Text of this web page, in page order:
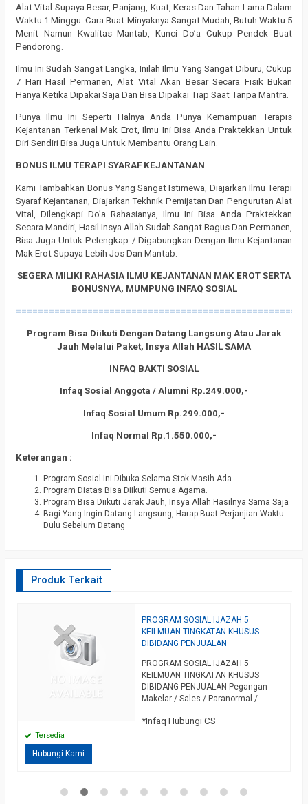
Alat Vital Supaya Besar, Panjang, Kuat, Keras Dan Tahan Lama Dalam
Waktu 1 Minggu. Cara Buat Minyaknya Sangat Mudah, Butuh Waktu 5
Menit Namun Kwalitas Mantab, Kunci Do’a Cukup Pendek Buat
Pendorong.
Ilmu Ini Sudah Sangat Langka, Inilah Ilmu Yang Sangat Diburu, Cukup
7 Hari Hasil Permanen, Alat Vital Akan Besar Secara Fisik Bukan
Hanya Ketika Dipakai Saja Dan Bisa Dipakai Tiap Saat Tanpa Mantra.
Punya Ilmu Ini Seperti Halnya Anda Punya Kemampuan Terapis
Kejantanan Terkenal Mak Erot, Ilmu Ini Bisa Anda Praktekkan Untuk
Diri Sendiri Bisa Juga Untuk Membantu Orang Lain.
BONUS ILMU TERAPI SYARAF KEJANTANAN
Kami Tambahkan Bonus Yang Sangat Istimewa, Diajarkan Ilmu Terapi
Syaraf Kejantanan, Diajarkan Tekhnik Pemijatan Dan Pengurutan Alat
Vital, Dilengkapi Do’a Rahasianya, Ilmu Ini Bisa Anda Praktekkan
Secara Mandiri, Hasil Insya Allah Sudah Sangat Bagus Dan Permanen,
Bisa Juga Untuk Pelengkap / Digabungkan Dengan Ilmu Kejantanan
Mak Erot Supaya Lebih Jos Dan Mantab.
SEGERA MILIKI RAHASIA ILMU KEJANTANAN MAK EROT SERTA
BONUSNYA, MUMPUNG INFAQ SOSIAL
Program Bisa Diikuti Dengan Datang Langsung Atau Jarak
Jauh Melalui Paket, Insya Allah HASIL SAMA
INFAQ BAKTI SOSIAL
Infaq Sosial Anggota / Alumni Rp.249.000,-
Infaq Sosial Umum Rp.299.000,-
Infaq Normal Rp.1.550.000,-
Keterangan :
Program Sosial Ini Dibuka Selama Stok Masih Ada
Program Diatas Bisa Diikuti Semua Agama.
Program Bisa Diikuti Jarak Jauh, Insya Allah Hasilnya Sama Saja
Bagi Yang Ingin Datang Langsung, Harap Buat Perjanjian Waktu
Dulu Sebelum Datang
Produk Terkait
PROGRAM SOSIAL IJAZAH 5
KEILMUAN TINGKATAN KHUSUS
DIBIDANG PENJUALAN
PROGRAM SOSIAL IJAZAH 5
KEILMUAN TINGKATAN KHUSUS
DIBIDANG PENJUALAN Pegangan
Makelar / Sales / Paranormal /
Kelancaran Rezeki Dan Kesuksesan
Tingkatan Khusus. Program Ini
*Infaq Hubungi CS
Tersedia
Hubungi Kami